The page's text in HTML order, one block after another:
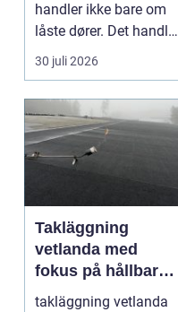
handler ikke bare om
låste dører. Det handler
om å ha oversikt, k...
30 juli 2026
Takläggning
vetlanda med
fokus på hållbara
tak och trygga hus
takläggning vetlanda